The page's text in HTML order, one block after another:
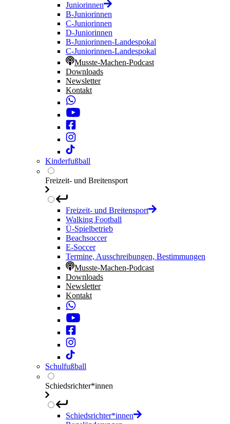
Juniorinnen
B-Juniorinnen
C-Juniorinnen
D-Juniorinnen
B-Juniorinnen-Landespokal
C-Juniorinnen-Landespokal
Musste-Machen-Podcast
Downloads
Newsletter
Kontakt
Kinderfußball
Freizeit- und Breitensport
Freizeit- und Breitensport
Walking Football
Ü-Spielbetrieb
Beachsoccer
E-Soccer
Termine, Ausschreibungen, Bestimmungen
Musste-Machen-Podcast
Downloads
Newsletter
Kontakt
Schulfußball
Schiedsrichter*innen
Schiedsrichter*innen